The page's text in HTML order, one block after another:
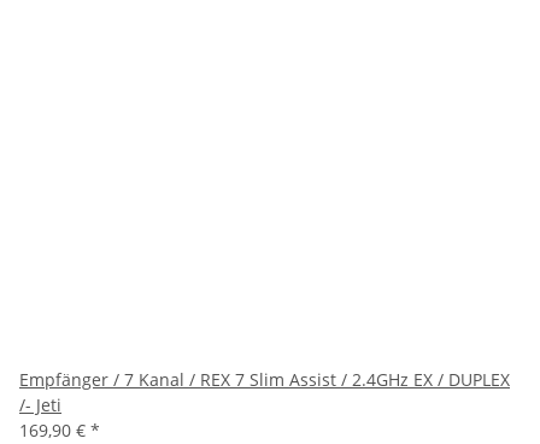
Empfänger / 7 Kanal / REX 7 Slim Assist / 2.4GHz EX / DUPLEX
/- Jeti
169,90 € *